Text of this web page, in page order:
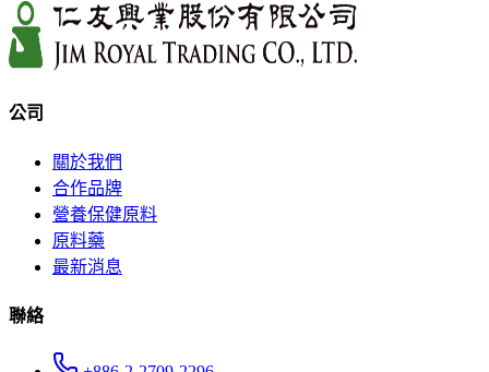
公司
關於我們
合作品牌
營養保健原料
原料藥
最新消息
聯絡